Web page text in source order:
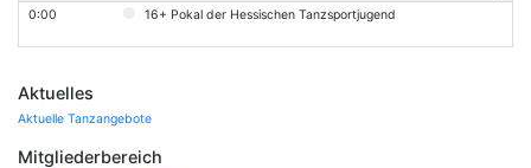
0:00
16+ Pokal der Hessischen Tanzsportjugend
Aktuelles
Aktuelle Tanzangebote
Mitgliederbereich